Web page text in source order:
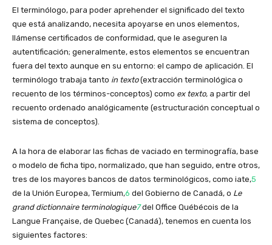
El terminólogo, para poder aprehender el significado del texto
que está analizando, necesita apoyarse en unos elementos,
llámense certificados de conformidad, que le aseguren la
autentificación; generalmente, estos elementos se encuentran
fuera del texto aunque en su entorno: el campo de aplicación. El
terminólogo trabaja tanto in texto(extracción terminológica o
recuento de los términos-conceptos) como ex texto, a partir del
recuento ordenado analógicamente (estructuración conceptual o
sistema de conceptos).
A la hora de elaborar las fichas de vaciado en terminografía, base
o modelo de ficha tipo, normalizado, que han seguido, entre otros,
tres de los mayores bancos de datos terminológicos, como iate,5
de la Unión Europea, Termium,6 del Gobierno de Canadá, o Le
grand dictionnaire terminologique7del Office Québécois de la
Langue Française, de Quebec (Canadá), tenemos en cuenta los
siguientes factores: